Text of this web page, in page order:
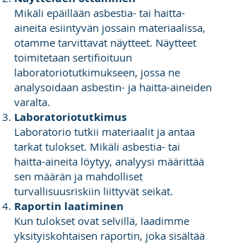
Mikäli epäillään asbestia- tai haitta-
aineita esiintyvän jossain materiaalissa,
otamme tarvittavat näytteet. Näytteet
toimitetaan sertifioituun
laboratoriotutkimukseen, jossa ne
analysoidaan asbestin- ja haitta-aineiden
varalta.
Laboratoriotutkimus
Laboratorio tutkii materiaalit ja antaa
tarkat tulokset. Mikäli asbestia- tai
haitta-aineita löytyy, analyysi määrittää
sen määrän ja mahdolliset
turvallisuusriskiin liittyvät seikat.
Raportin laatiminen
Kun tulokset ovat selvillä, laadimme
yksityiskohtaisen raportin, joka sisältää